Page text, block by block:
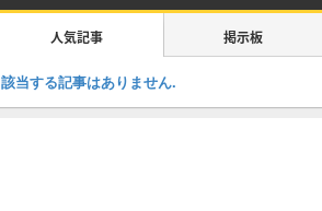
人気記事 掲示板
該当する記事はありません.